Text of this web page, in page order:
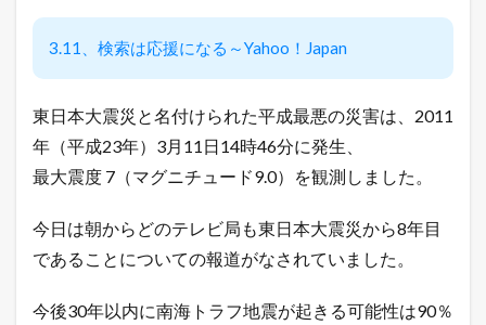
ヒ
が
毎
日
く
1.2
売
！
3.11、検索は応援になる～Yahoo！Japan
東日本大震災と名付けられた平成最悪の災害は、2011
年（平成23年）3月11日14時46分に発生、
最大震度 7（マグニチュード9.0）を観測しました。
今日は朝からどのテレビ局も東日本大震災から8年目
であることについての報道がなされていました。
今後30年以内に南海トラフ地震が起きる可能性は90％